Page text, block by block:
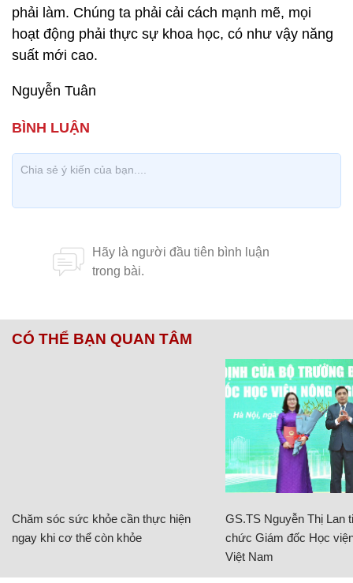
phải làm. Chúng ta phải cải cách mạnh mẽ, mọi
hoạt động phải thực sự khoa học, có như vậy năng
suất mới cao.
Nguyễn Tuân
CÓ THỂ BẠN QUAN TÂM
Chăm sóc sức khỏe cần thực hiện
ngay khi cơ thể còn khỏe
GS.TS Nguyễn Thị Lan
chức Giám đốc Học
Việt Nam